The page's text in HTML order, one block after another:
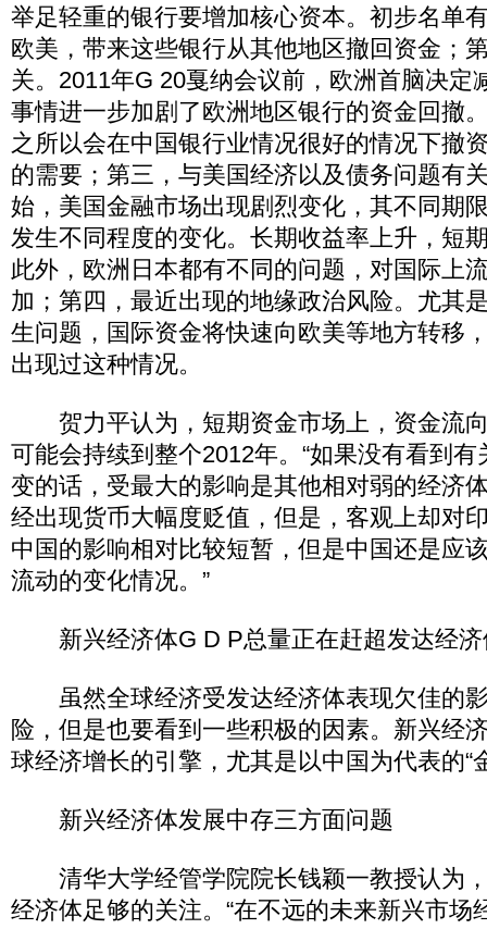
举足轻重的银行要增加核心资本。初步名单
欧美，带来这些银行从其他地区撤回资金；
关。2011年G 20戛纳会议前，欧洲首脑决定
事情进一步加剧了欧洲地区银行的资金回撤
之所以会在中国银行业情况很好的情况下撤
的需要；第三，与美国经济以及债务问题有
始，美国金融市场出现剧烈变化，其不同期
发生不同程度的变化。长期收益率上升，短
此外，欧洲日本都有不同的问题，对国际上
加；第四，最近出现的地缘政治风险。尤其
生问题，国际资金将快速向欧美等地方转移
出现过这种情况。
贺力平认为，短期资金市场上，资金流
可能会持续到整个2012年。“如果没有看到
变的话，受最大的影响是其他相对弱的经济
经出现货币大幅度贬值，但是，客观上却对
中国的影响相对比较短暂，但是中国还是应
流动的变化情况。”
新兴经济体G D P总量正在赶超发达经济
虽然全球经济受发达经济体表现欠佳的
险，但是也要看到一些积极的因素。新兴经
球经济增长的引擎，尤其是以中国为代表的“
新兴经济体发展中存三方面问题
清华大学经管学院院长钱颖一教授认为
经济体足够的关注。“在不远的未来新兴市场